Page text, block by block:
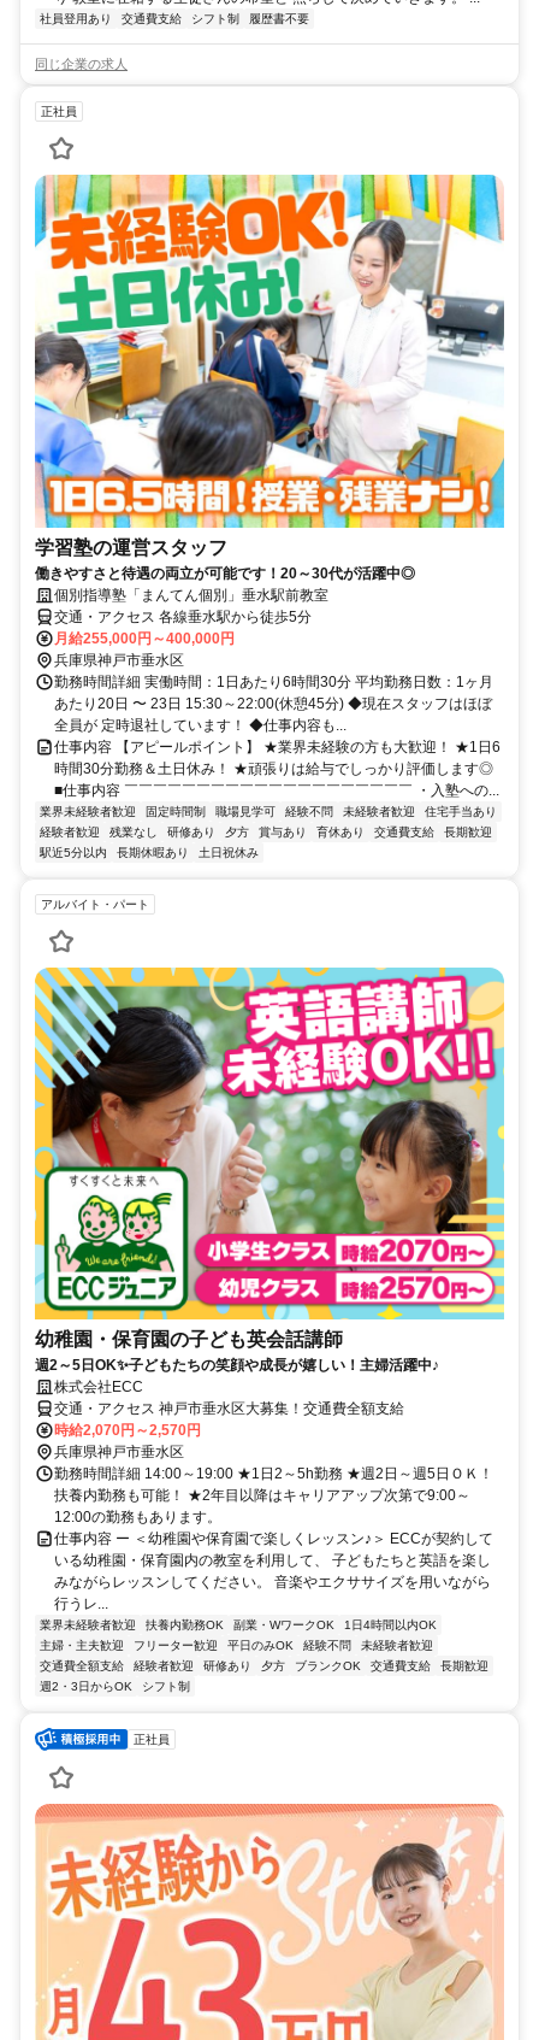
社員登用あり 交通費支給 シフト制 履歴書不要
同じ企業の求人
正社員
学習塾の運営スタッフ
働きやすさと待遇の両立が可能です！20～30代が活躍中◎
個別指導塾「まんてん個別」垂水駅前教室
交通・アクセス 各線垂水駅から徒歩5分
月給255,000円～400,000円
兵庫県神戸市垂水区
勤務時間詳細 実働時間：1日あたり6時間30分 平均勤務日数：1ヶ月
あたり20日 〜 23日 15:30～22:00(休憩45分) ◆現在スタッフはほぼ
全員が 定時退社しています！ ◆仕事内容も...
仕事内容 【アピールポイント】 ★業界未経験の方も大歓迎！ ★1日6
時間30分勤務＆土日休み！ ★頑張りは給与でしっかり評価します◎
■仕事内容 ￣￣￣￣￣￣￣￣￣￣￣￣￣￣￣￣￣￣￣￣ ・入塾への...
業界未経験者歓迎 固定時間制 職場見学可 経験不問 未経験者歓迎
住宅手当あり
経験者歓迎
残業なし 研修あり 夕方 賞与あり 育休あり 交通費支給
長期歓迎
駅近5分以内
長期休暇あり 土日祝休み
アルバイト・パート
幼稚園・保育園の子ども英会話講師
週2～5日OK✨子どもたちの笑顔や成長が嬉しい！主婦活躍中♪
株式会社ECC
交通・アクセス 神戸市垂水区大募集！交通費全額支給
時給2,070円～2,570円
兵庫県神戸市垂水区
勤務時間詳細 14:00～19:00 ★1日2～5h勤務 ★週2日～週5日ＯＫ！
扶養内勤務も可能！ ★2年目以降はキャリアアップ次第で9:00～
12:00の勤務もあります。
仕事内容 ー ＜幼稚園や保育園で楽しくレッスン♪＞ ECCが契約して
いる幼稚園・保育園内の教室を利用して、 子どもたちと英語を楽し
みながらレッスンしてください。 音楽やエクササイズを用いながら
行うレ...
業界未経験者歓迎 扶養内勤務OK 副業・WワークOK
1日4時間以内OK
主婦・主夫歓迎
フリーター歓迎 平日のみOK 経験不問
未経験者歓迎
交通費全額支給
経験者歓迎 研修あり 夕方 ブランクOK 交通費支給
長期歓迎
週2・3日からOK
シフト制
正社員